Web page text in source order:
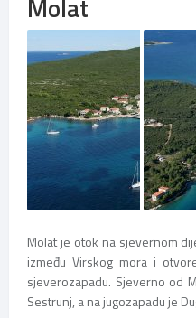
Molat
Molat je otok na sjevernom
između Virskog mora i
sjeverozapadu. Sjeverno od
Sestrunj, a na jugozapadu je